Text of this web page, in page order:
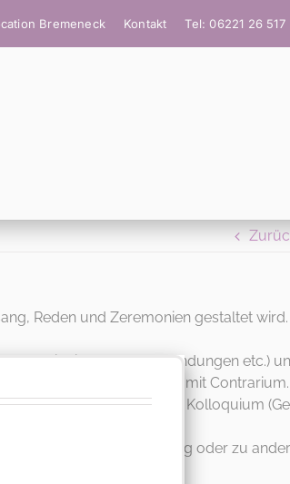
Bremeneck Kontakt Tel: 06221 26 517
Reden und Zeremonien gestaltet wird.
mit Zipfeltausch, Brandungen etc.)
und Fuxenstall mit
(Ruhe), dazwischen Kolloquium
einer Verbindung oder zu